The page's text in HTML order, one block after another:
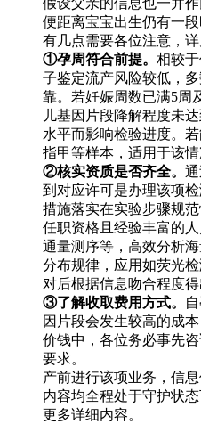
假设父亲的信息也一并
便距离宝宝出生仍有一
有几点需要各位注意，详
①孕周符合前提。 相较
子鉴定流产风险较低，
靠。若妊娠周数已满5周
儿基因片段降解程度未
水平而影响检验进度。
指甲等样本，适用于该
②核实资质是否齐全。
到对应许可是办理该项
措施落实在实验步骤规
任职资格且经验丰富的
通量测序等，高效分析
分布规律，应用如荧光
对后根据信息吻合程度
③了解收取费用方式。
因片段会发生较高的成
价钱中，各位务必事先
要求。
产前进行该项业务，信
内容均全程处于守护状
更多详细内容。